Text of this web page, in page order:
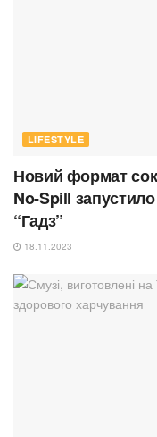
LIFESTYLE
Новий формат
No-Spill
“Гадз”
18.11.2023